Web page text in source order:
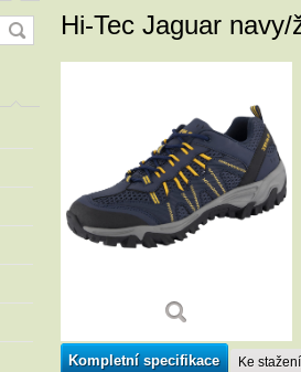
Hi-Tec Jaguar
Kompletní specifikace Ke stažení